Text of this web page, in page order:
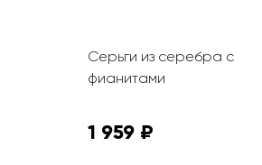
Серьги из серебра с
фианитами
1 959 ₽